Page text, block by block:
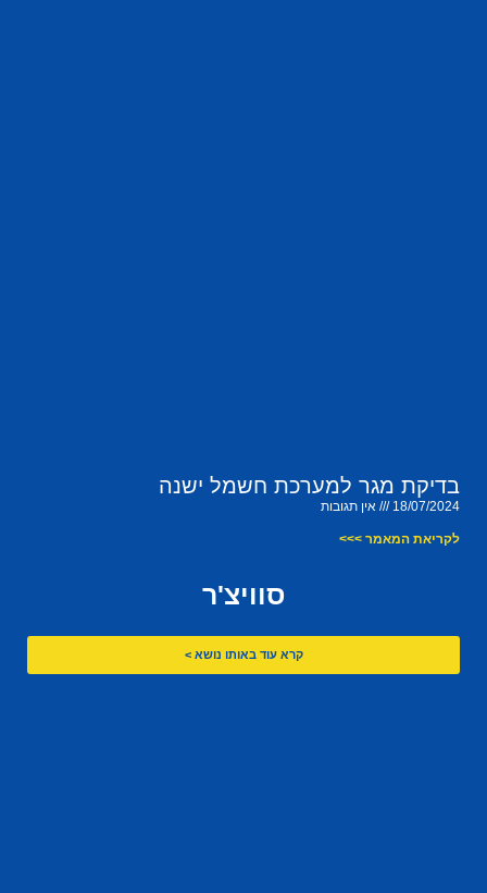
בדיקת מגר למערכת חשמל ישנה
18/07/2024 אין תגובות
לקריאת המאמר >>>
סוויצ'ר
קרא עוד באותו נושא >